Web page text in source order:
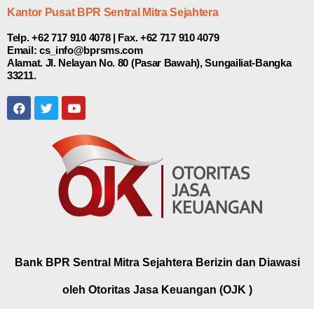
Kantor Pusat BPR Sentral Mitra Sejahtera
Telp. +62 717 910 4078 | Fax. +62 717 910 4079
Email: cs_info@bprsms.com
Alamat. Jl. Nelayan No. 80 (Pasar Bawah), Sungailiat-Bangka
33211.
Bank BPR Sentral Mitra Sejahtera Berizin dan Diawasi
oleh Otoritas Jasa Keuangan (OJK )